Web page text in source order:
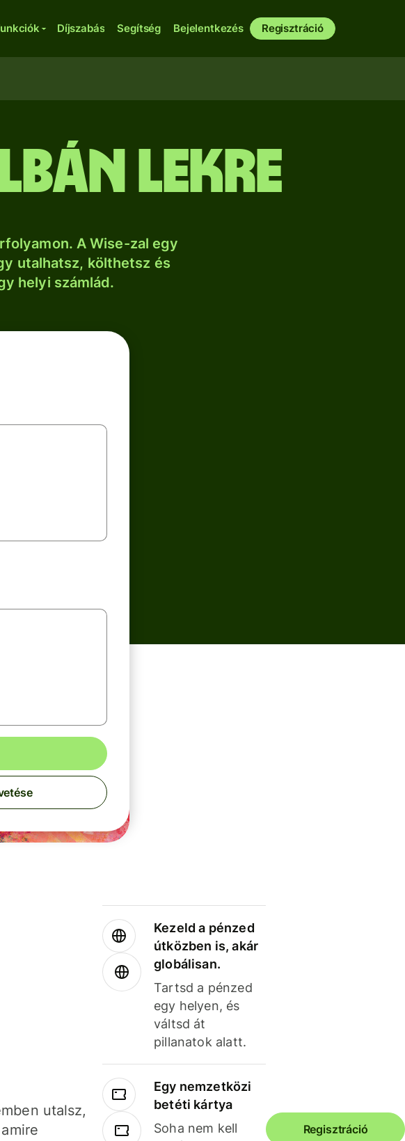
Díjszabás Segítség Bejelentkezés Regisztráció
lekre
A Wise-zal egy
utalhatsz, költhetsz és
helyi számlád.
utalsz,
Kezeld a pénzed
útközben is, akár
globálisan.
Tartsd a pénzed
egy helyen, és
váltsd át
pillanatok alatt.
Egy nemzetközi
betéti kártya
Soha nem kell
Regisztráció